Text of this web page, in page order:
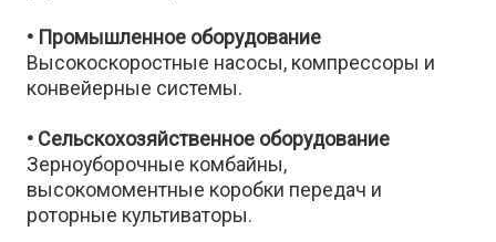
• Промышленное оборудование
Высокоскоростные насосы, компрессоры и
конвейерные системы.
• Сельскохозяйственное оборудование
Зерноуборочные комбайны,
высокомоментные коробки передач и
роторные культиваторы.